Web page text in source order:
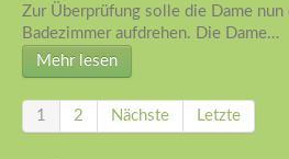
Zur Überprüfung solle die Dame nun
Badezimmer aufdrehen. Die Dame…
Mehr lesen
1 2 Nächste Letzte